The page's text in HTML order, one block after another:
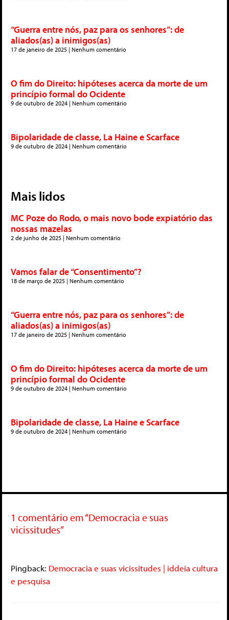
“Guerra entre nós, paz para os senhores”: de
aliados(as) a inimigos(as)
17 de janeiro de 2025 Nenhum comentário
O fim do Direito: hipóteses acerca da morte de um
princípio formal do Ocidente
9 de outubro de 2024 Nenhum comentário
Bipolaridade de classe, La Haine e Scarface
9 de outubro de 2024 Nenhum comentário
Mais lidos
MC Poze do Rodo, o mais novo bode expiatório das
nossas mazelas
2 de junho de 2025 Nenhum comentário
Vamos falar de “Consentimento”?
18 de março de 2025 Nenhum comentário
“Guerra entre nós, paz para os senhores”: de
aliados(as) a inimigos(as)
17 de janeiro de 2025 Nenhum comentário
O fim do Direito: hipóteses acerca da morte de um
princípio formal do Ocidente
9 de outubro de 2024 Nenhum comentário
Bipolaridade de classe, La Haine e Scarface
9 de outubro de 2024 Nenhum comentário
1 comentário em “Democracia e suas
vicissitudes”
Pingback: Democracia e suas vicissitudes | iddeia cultura
e pesquisa